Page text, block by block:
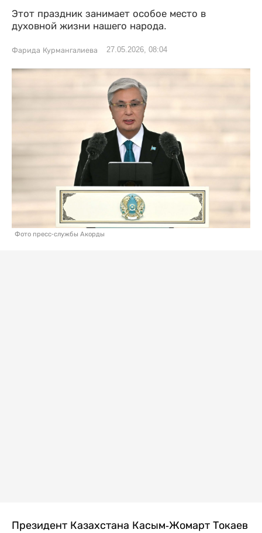
Этот праздник занимает особое место в
духовной жизни нашего народа.
Фарида Курмангалиева 27.05.2026, 08:04
Фото пресс-службы Акорды
Президент Казахстана Касым-Жомарт Токаев